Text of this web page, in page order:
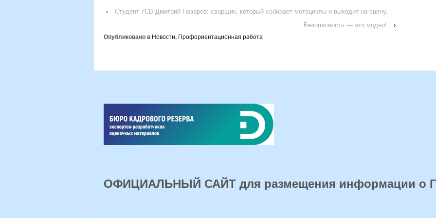
‹
Студент 7СВ Дмитрий Назаров: сварщик, который собирает мотоциклы и выходит на сцену.
Безопасность — это модно!
›
Опубликовано в Новости, Профориентационная работа
ОФИЦИАЛЬНЫЙ САЙТ для размещения информации о